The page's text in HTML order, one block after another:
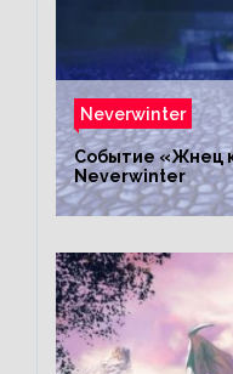
Neverwinter
Событие «Жнец
Neverwinter